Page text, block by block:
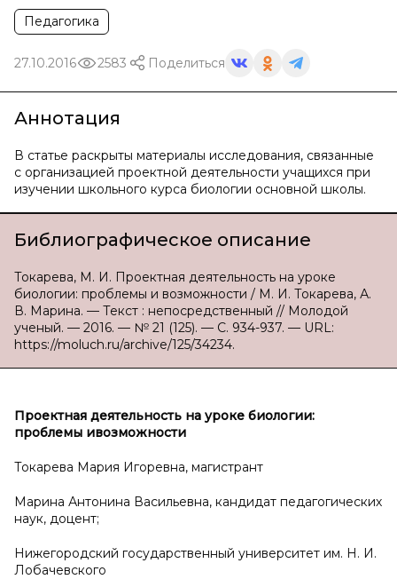
Педагогика
27.10.2016 2583 Поделиться
Аннотация
В статье раскрыты материалы исследования, связанные
с организацией проектной деятельности учащихся при
изучении школьного курса биологии основной школы.
Библиографическое описание
Токарева, М. И. Проектная деятельность на уроке
биологии: проблемы и возможности / М. И. Токарева, А.
В. Марина. — Текст : непосредственный // Молодой
ученый. — 2016. — № 21 (125). — С. 934-937. — URL:
https://moluch.ru/archive/125/34234.
Проектная деятельность на уроке биологии:
проблемы ивозможности
Токарева Мария Игоревна, магистрант
Марина Антонина Васильевна, кандидат педагогических
наук, доцент;
Нижегородский государственный университет им. Н. И.
Лобачевского